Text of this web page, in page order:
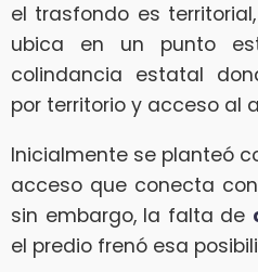
el trasfondo es
ubica en un punto
colindancia estatal
por territorio y acceso al
Inicialmente se planteó
acceso que conecta
sin embargo, la falta de
el predio frenó esa